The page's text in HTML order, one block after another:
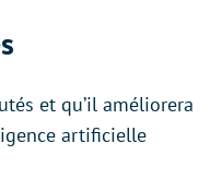
et qu’il améliorera
artificielle